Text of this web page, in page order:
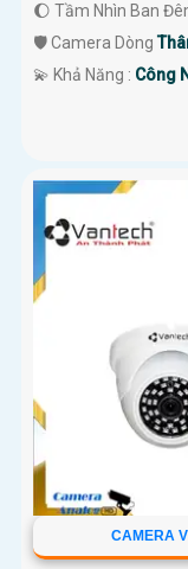
🌔 Tầm Nhìn Ban
🛡 Camera Dòng
️💫 Khả Năng : Công
CAMERA